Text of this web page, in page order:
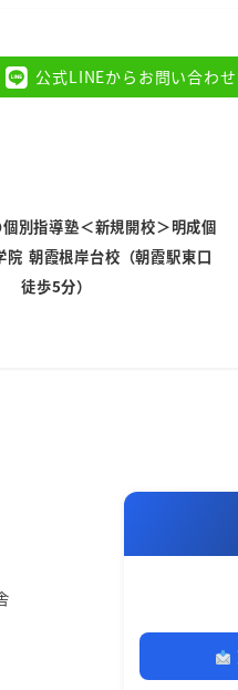
公式LINEからお問い合わせ
別指導塾＜新規開校＞明成個
院 朝霞根岸台校（朝霞駅東口
徒歩5分）